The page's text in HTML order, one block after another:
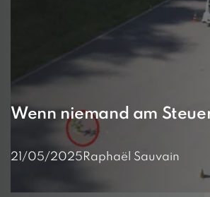
Wenn niemand am
21/05/2025 Raphaël Sauvain